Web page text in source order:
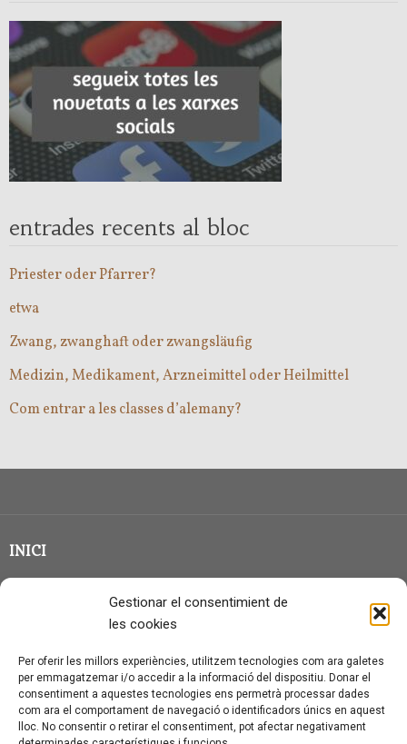
Gestionar el consentimient de
les cookies
Per oferir les millors experiències, utilitzem tecnologies com ara galetes
per emmagatzemar i/o accedir a la informació del dispositiu. Donar el
consentiment a aquestes tecnologies ens permetrà processar dades
com ara el comportament de navegació o identificadors únics en aquest
lloc. No consentir o retirar el consentiment, pot afectar negativament
entrades recents al bloc
Priester oder Pfarrer?
etwa
Zwang, zwanghaft oder zwangsläufig
Medizin, Medikament, Arzneimittel oder Heilmittel
Com entrar a les classes d’alemany?
INICI
QUI SOC?
CONTACTE
AVÍS LEGAL I PROTECCIÓ DE DADES